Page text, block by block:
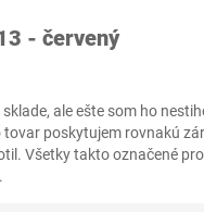
- červený
ale ešte som ho
poskytujem rovnakú
Všetky takto označené
.